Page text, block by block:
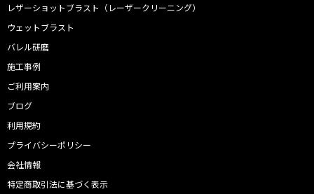
レザーショットブラスト（レーザークリーニング）
ウェットブラスト
バレル研磨
施工事例
ご利用案内
ブログ
利用規約
プライバシーポリシー
会社情報
特定商取引法に基づく表示